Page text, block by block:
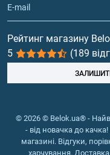
Гейнери
Вітаміни та мінерали
Риб'ячий жир, жирні
Рейтинг магазину
5
(189
© 2026 © Belok.ua® -
- від новачка до
магазині. Відгуки,
харчування.